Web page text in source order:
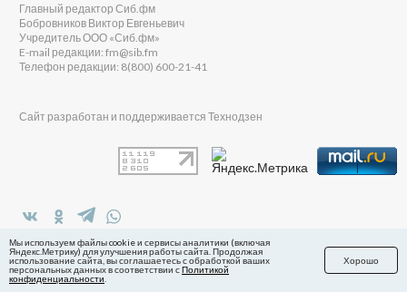
в Яндекс.Дзен
Главный редактор Сиб.фм
Бобровников Виктор Евгеньевич
Учредитель ООО «Сиб.фм»
E-mail редакции: fm@sib.fm
Телефон редакции: 8(800) 600-21-41
Сайт разработан и поддерживается Технодзен
Мы используем файлы cookie и сервисы аналитики (включая
Яндекс.Метрику) для улучшения работы сайта. Продолжая
использование сайта, вы соглашаетесь с обработкой ваших
персональных данных в соответствии сПолитикой
конфиденциальности
Хорошо